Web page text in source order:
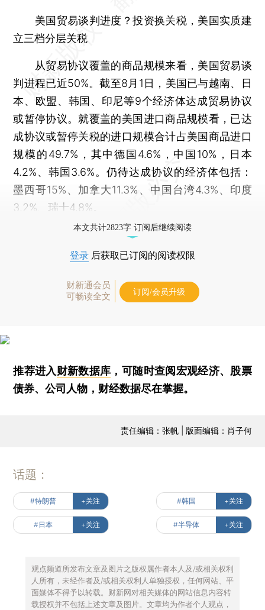
美国贸易谈判进度？投资换关税，美国实质建
立三档分层关税
从贸易协议覆盖的商品规模来看，美国贸易谈
判进程已近50%。截至8月1日，美国已与越南、日
本、欧盟、韩国、印尼等9个经济体达成贸易协议
或暂停协议。就覆盖的美国进口商品规模看，已达
成协议或暂停关税的进口规模合计占美国商品进口
规模的49.7%，其中德国4.6%，中国10%，日本
4.2%、韩国3.6%。仍待达成协议的经济体包括：
墨西哥15%、加拿大11.3%、中国台湾4.3%、印度
3.2%、瑞士4.8%。
本文共计2823字 订阅后继续阅读
登录 后获取已订阅的阅读权限
财新通会员
可畅读全文
订阅/会员升级
推荐进入财新数据库 ，可随时查阅宏观经济、股票
债券、公司人物，财经数据尽在掌握。
责任编辑：张帆 | 版面编辑：肖子何
话题：
#特朗普 +关注 #韩国 +关注
#日本 +关注 #半导体 +关注
观点频道所发布文章及图片之版权属作者本人及/或相关权利
人所有，未经作者及/或相关权利人单独授权，任何网站、平
面媒体不得予以转载。财新网对相关媒体的网站信息内容转
载授权并不包括上述文章及图片。文章均为作者个人观点，